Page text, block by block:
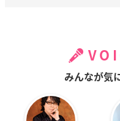
みんなが気